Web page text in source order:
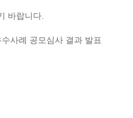
바랍니다.
사례 공모심사 결과 발표